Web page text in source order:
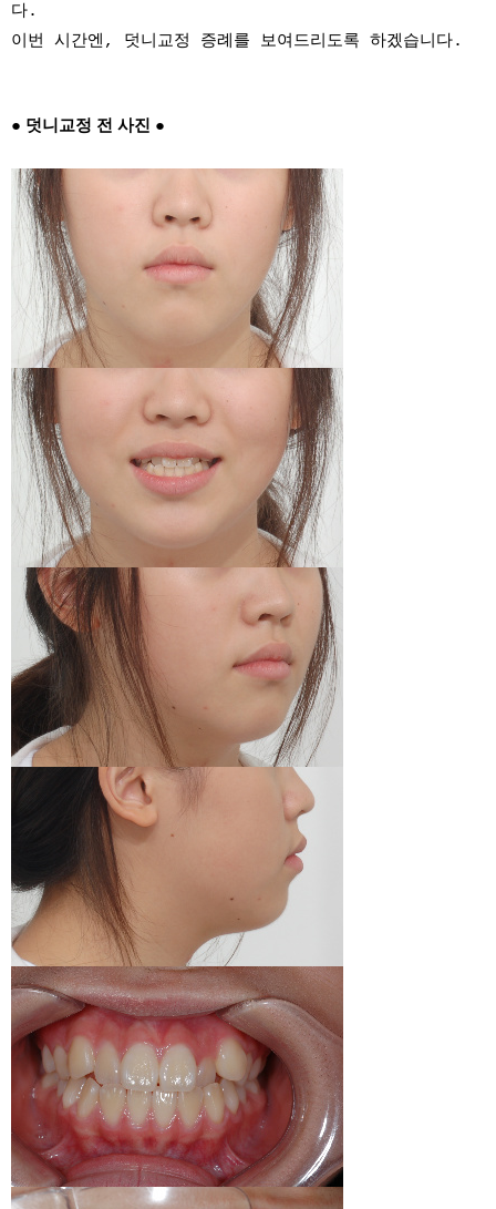
다.
이번 시간엔, 덧니교정 증례를 보여드리도록 하겠습니다.
● 덧니교정 전 사진 ●